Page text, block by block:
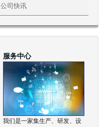
公司快讯
服务中心
我们是一家集生产、研发、设